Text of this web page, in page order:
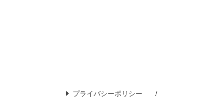
プライバシーポリシー